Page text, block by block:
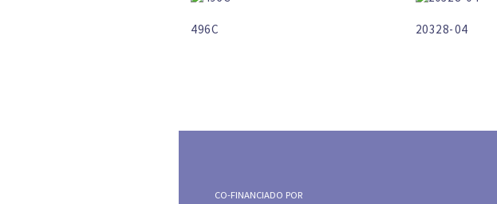
496C 20328-04
CO-FINANCIADO POR